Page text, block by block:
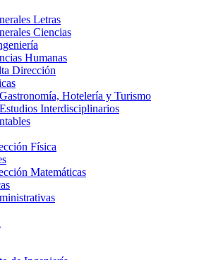
Letras
Ciencias
Humanas
Dirección
Hotelería y Turismo
Interdisciplinarios
Física
Matemáticas